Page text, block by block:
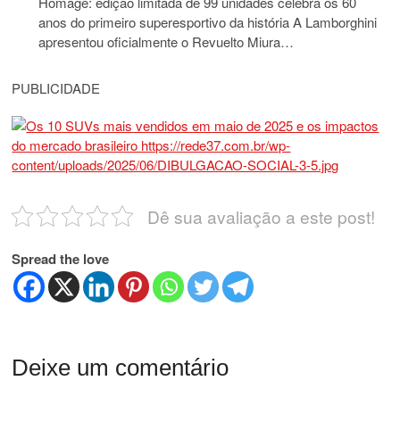
anos do primeiro superesportivo da história A Lamborghini
apresentou oficialmente o Revuelto Miura…
PUBLICIDADE
Dê sua avaliação a este post!
Spread the love
Deixe um comentário